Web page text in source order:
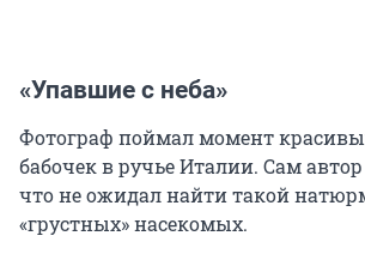
«Упавшие с неба»
Фотограф поймал момент
бабочек в ручье Италии. Сам
что не ожидал найти такой
«грустных» насекомых.